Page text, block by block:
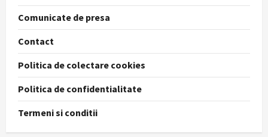
Comunicate de presa
Contact
Politica de colectare cookies
Politica de confidentialitate
Termeni si conditii